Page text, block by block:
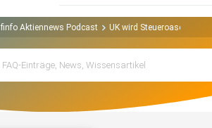
finfo Aktiennews Podcast UK wird Steueroase,